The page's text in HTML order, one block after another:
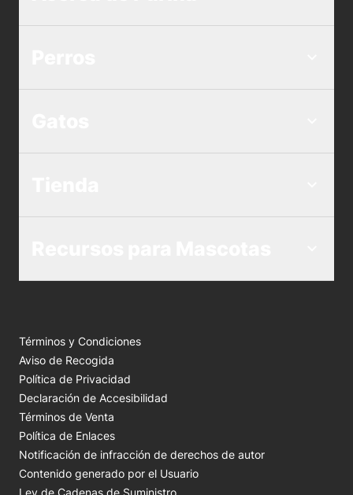
Términos y Condiciones
Aviso de Recogida
Política de Privacidad
Declaración de Accesibilidad
Términos de Venta
Política de Enlaces
Notificación de infracción de derechos de autor
Contenido generado por el Usuario
Ley de Cadenas de Suministro